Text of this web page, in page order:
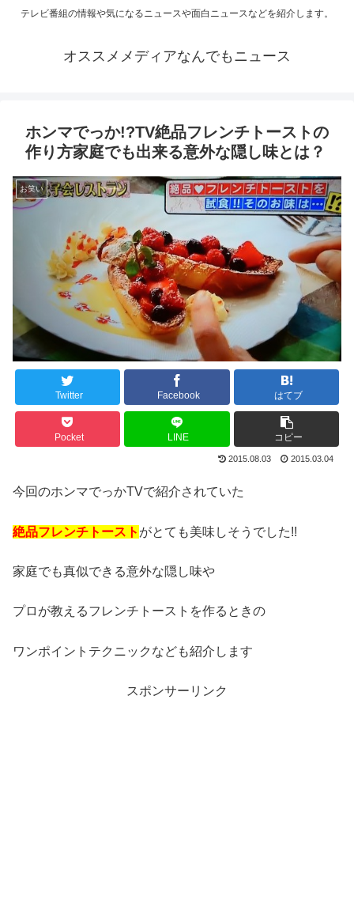
テレビ番組の情報や気になるニュースや面白ニュースなどを紹介します。
オススメメディアなんでもニュース
ホンマでっか!?TV絶品フレンチトーストの
作り方家庭でも出来る意外な隠し味とは？
お笑い
Twitter Facebook はてブ
Pocket LINE コピー
2015.08.03 2015.03.04
今回のホンマでっかTVで紹介されていた
絶品フレンチトースト がとても美味しそうでした!!
家庭でも真似できる意外な隠し味や
プロが教えるフレンチトーストを作るときの
ワンポイントテクニックなども紹介します
スポンサーリンク